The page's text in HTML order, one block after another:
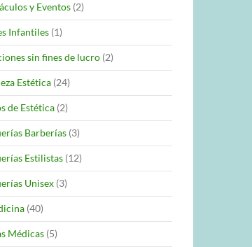
y Eventos (2)
Infantiles (1)
sin fines de lucro (2)
Estética (24)
de Estética (2)
Barberías (3)
Estilistas (12)
Unisex (3)
(40)
Médicas (5)